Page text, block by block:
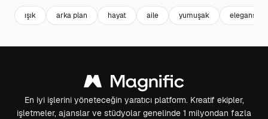
ışık arka plan hayat aile yumuşak elegans
En iyi işlerini yöneteceğin yaratıcı platform. Kreatif ekipler,
işletmeler, ajanslar ve stüdyolar genelinde 1 milyondan fazla